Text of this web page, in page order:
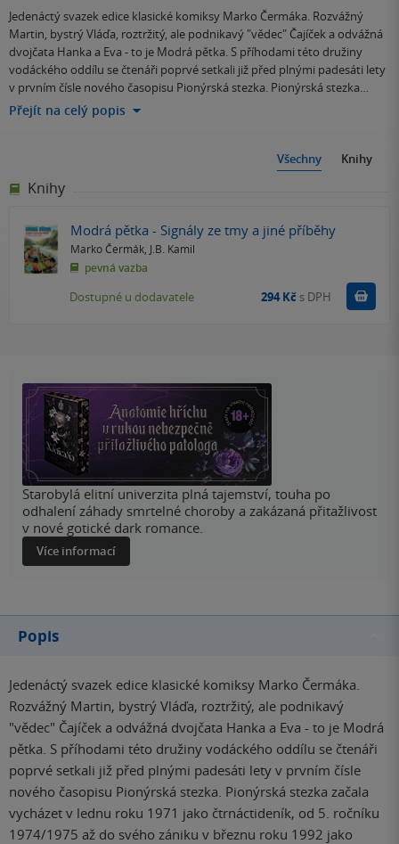
Jedenáctý svazek edice klasické komiksy Marko Čermáka. Rozvážný
Martin, bystrý Vláďa, roztržitý, ale podnikavý "vědec" Čajíček a odvážná
dvojčata Hanka a Eva - to je Modrá pětka. S příhodami této družiny
vodáckého oddílu se čtenáři poprvé setkali již před plnými padesáti lety
v prvním čísle nového časopisu Pionýrská stezka. Pionýrská stezka…
Přejít na celý popis
Všechny Knihy
Knihy
Modrá pětka - Signály ze tmy a jiné příběhy
Marko Čermák J.B. Kamil
pevná vazba
Dostupné u dodavatele 294 Kč s DPH
Starobylá elitní univerzita plná tajemství, touha po
odhalení záhady smrtelné choroby a zakázaná přitažlivost
v nové gotické dark romance.
Více informací
Popis
Jedenáctý svazek edice klasické komiksy Marko Čermáka.
Rozvážný Martin, bystrý Vláďa, roztržitý, ale podnikavý
"vědec" Čajíček a odvážná dvojčata Hanka a Eva - to je Modrá
pětka. S příhodami této družiny vodáckého oddílu se čtenáři
poprvé setkali již před plnými padesáti lety v prvním čísle
nového časopisu Pionýrská stezka. Pionýrská stezka začala
vycházet v lednu roku 1971 jako čtrnáctideník, od 5. ročníku
1974/1975 až do svého zániku v březnu roku 1992 jako